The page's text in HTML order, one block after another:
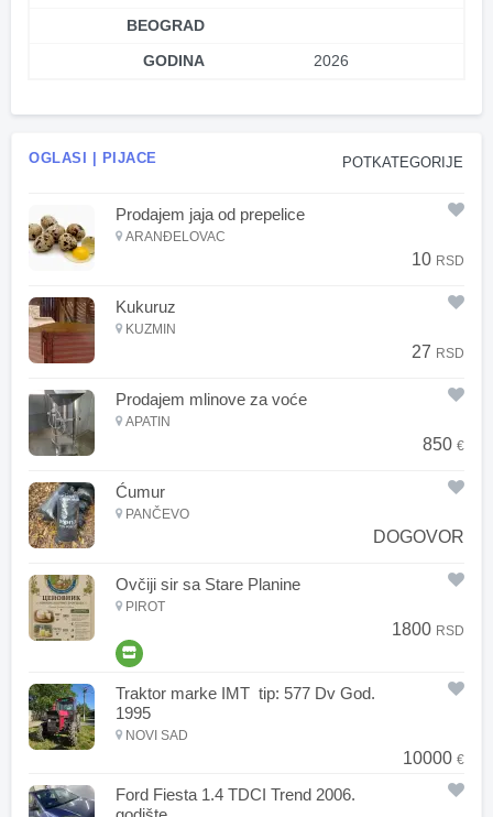
BEOGRAD
GODINA
2026
POTKATEGORIJE
OGLASI | PIJACE
Prodajem jaja od prepelice
ARANĐELOVAC
10 RSD
Kukuruz
KUZMIN
27 RSD
Prodajem mlinove za voće
APATIN
850 €
Ćumur
PANČEVO
DOGOVOR
Ovčiji sir sa Stare Planine
PIROT
1800 RSD
Traktor marke IMT tip: 577 Dv God.
1995
NOVI SAD
10000 €
Ford Fiesta 1.4 TDCI Trend 2006.